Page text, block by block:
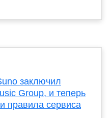
заключил
Group, и теперь
правила сервиса